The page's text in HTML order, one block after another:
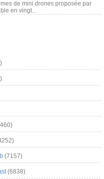
de mini drones proposée par
en vingt...
(7157)
(6838)